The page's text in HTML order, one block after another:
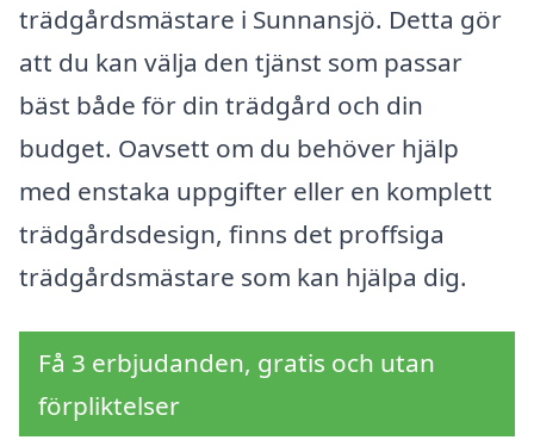
trädgårdsmästare i Sunnansjö. Detta gör
att du kan välja den tjänst som passar
bäst både för din trädgård och din
budget. Oavsett om du behöver hjälp
med enstaka uppgifter eller en komplett
trädgårdsdesign, finns det proffsiga
trädgårdsmästare som kan hjälpa dig.
Få 3 erbjudanden, gratis och utan
förpliktelser